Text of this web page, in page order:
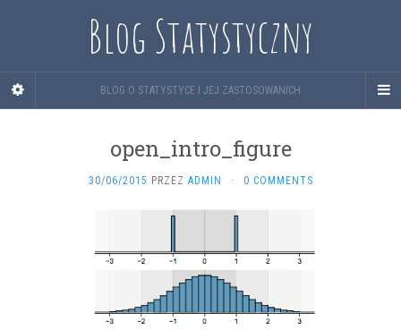
Blog Statystyczny
BLOG O STATYSTYCE I JEJ ZASTOSOWANICH
open_intro_figure
30/06/2015 PRZEZ ADMIN · 0 COMMENTS